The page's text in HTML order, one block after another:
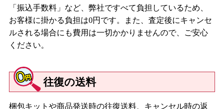
「振込手数料」など、弊社ですべて負担しているため、
お客様に掛かる負担は0円です。また、査定後にキャンセ
ルされる場合にも費用は一切かかりませんので、ご安心
ください。
往復の送料
梱包キットや商品発送時の往復送料、キャンセル時の返